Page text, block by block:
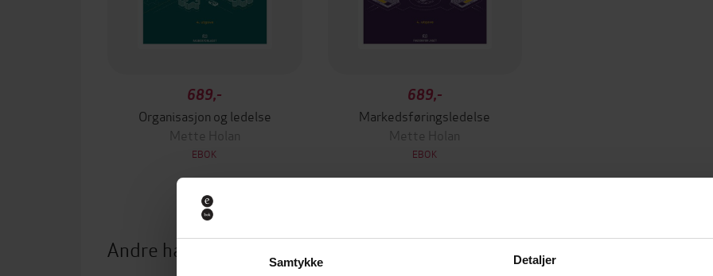
Samtykke Detaljer
689,-
Organisasjon og ledelse
Mette Holan
EBOK
689,-
Markedsføringsledelse
Mette Holan
EBOK
Andre har også kjøpt